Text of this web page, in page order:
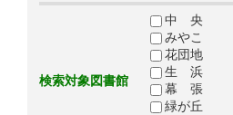
検索対象図書館
中 央
みやこ
花団地
生 浜
幕 張
緑が丘